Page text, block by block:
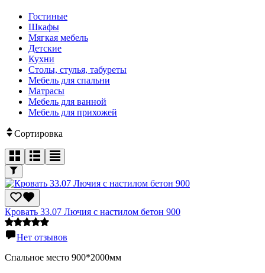
Гостиные
Шкафы
Мягкая мебель
Детские
Кухни
Столы, стулья, табуреты
Мебель для спальни
Матрасы
Мебель для ванной
Мебель для прихожей
Сортировка
Кровать 33.07 Лючия с настилом бетон 900
Нет отзывов
Спальное место 900*2000мм